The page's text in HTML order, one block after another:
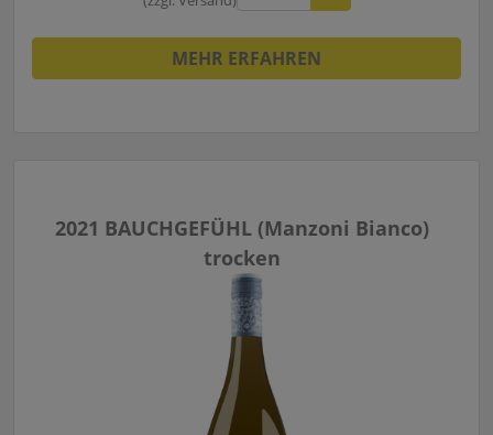
MEHR ERFAHREN
2021 BAUCHGEFÜHL (Manzoni Bianco)
trocken